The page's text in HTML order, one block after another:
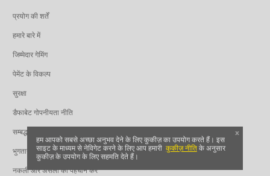
प्रयोग की शर्तें
हमारे बारे में
जिम्मेदार गेमिंग
पेमेंट के विकल्प
सुरक्षा
डैफाबेट गोपनीयता नीति
सम्बद्ध
भुगतान साझेदार
नकली और असली की पहचान करें
हम आपको सबसे अच्छा अनुभव देने के लिए कुकीज़ का उपयोग करते हैं। इस
साइट के माध्यम से नेविगेट करने के लिए आप हमारी कुकीज़ नीतिके अनुसार
कुकीज़ के उपयोग के लिए सहमति देते हैं।
x